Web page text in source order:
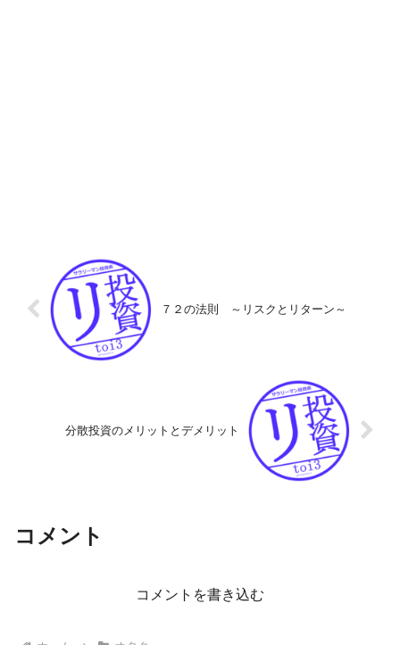
７２の法則 ～リスクとリターン～
分散投資のメリットとデメリット
コメント
コメントを書き込む